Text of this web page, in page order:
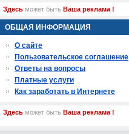
Здесь может быть Ваша реклама !
ОБЩАЯ ИНФОРМАЦИЯ
О сайте
Пользовательское соглашение
Ответы на вопросы
Платные услуги
Как заработать в Интернете
Здесь может быть Ваша реклама !